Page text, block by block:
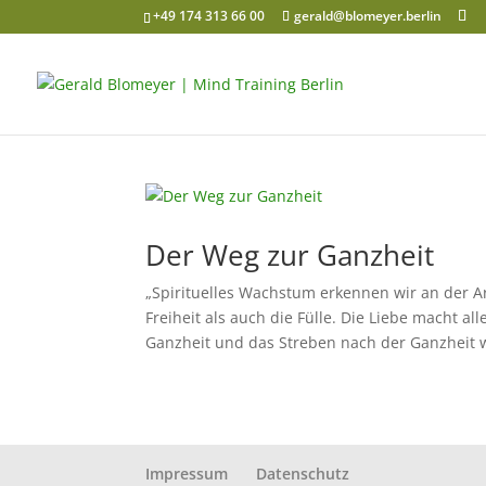
+49 174 313 66 00 gerald@blomeyer.berlin
Der Weg zur Ganzheit
„Spirituelles Wachstum erkennen wir an der
Freiheit als auch die Fülle. Die Liebe macht
Ganzheit und das Streben nach der Ganzheit
Impressum Datenschutz